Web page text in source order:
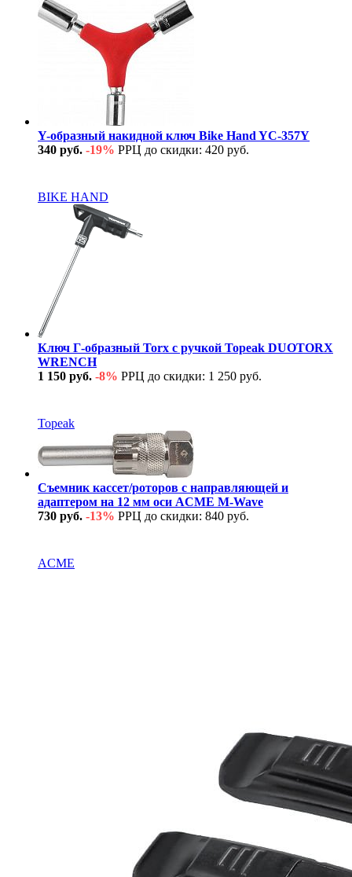
Y-образный накидной ключ Bike Hand YC-357Y
340 руб. -19% РРЦ до скидки: 420 руб.
BIKE HAND
Ключ Г-образный Torx с ручкой Topeak DUOTORX
WRENCH
1 150 руб. -8% РРЦ до скидки: 1 250 руб.
Topeak
Съемник кассет/роторов с направляющей и
адаптером на 12 мм оси ACME M-Wave
730 руб. -13% РРЦ до скидки: 840 руб.
ACME